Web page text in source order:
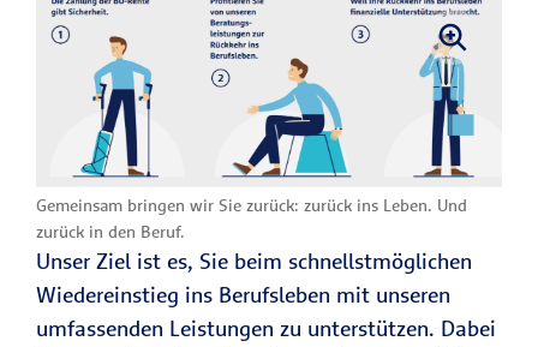
g werden,
bekommen S
Überschüsse
für diesen
Zeitraum zur
finanziellen
Unterstützun
g direkt
Allgemeinmedizin
behandelt, so
akzeptieren wir auch
dessen Attest.
Handelt es sich aber
z. B. um eine
erwarten wir das
Attest eines
Psychiaters oder
Ähnliches.
Gemeinsam bringen wir Sie zurück: zurück ins Leben. Und
zurück in den Beruf.
Unser Ziel ist es, Sie beim schnellstmöglichen
Wiedereinstieg ins Berufsleben mit unseren
umfassenden Leistungen zu unterstützen. Dabei